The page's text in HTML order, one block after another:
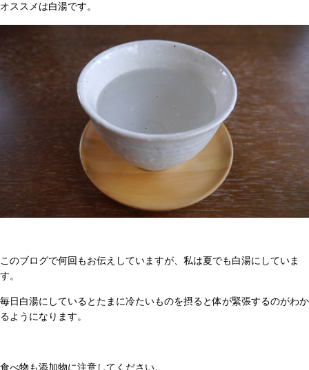
オススメは白湯です。
このブログで何回もお伝えしていますが、私は夏でも白湯にしていま
す。
毎日白湯にしているとたまに冷たいものを摂ると体が緊張するのがわか
るようになります。
食べ物も添加物に注意してください。